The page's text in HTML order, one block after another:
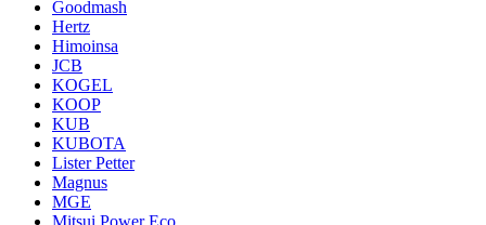
Goodmash
Hertz
Himoinsa
JCB
KOGEL
KOOP
KUB
KUBOTA
Lister Petter
Magnus
MGE
Mitsui Power Eco